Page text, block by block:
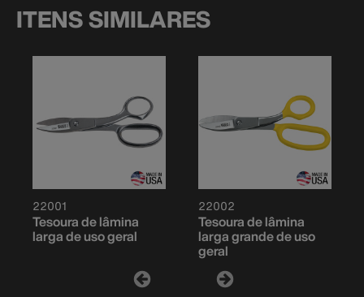
ITENS SIMILARES
22001
Tesoura de lâmina
larga de uso geral
22002
Tesoura de lâmina
larga grande de uso
geral